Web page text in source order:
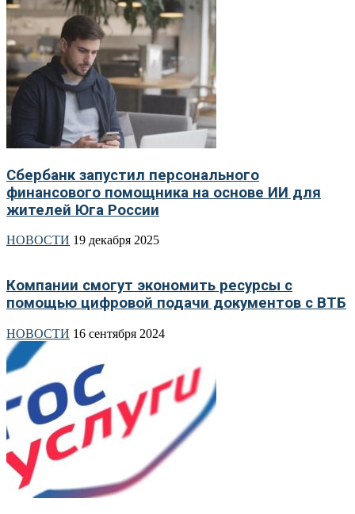
Сбербанк запустил персонального
финансового помощника на основе ИИ для
жителей Юга России
НОВОСТИ 19 декабря 2025
Компании смогут экономить ресурсы с
помощью цифровой подачи документов с ВТБ
НОВОСТИ 16 сентября 2024